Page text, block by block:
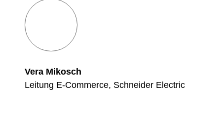
Vera Mikosch
Leitung E-Commerce, Schneider Electric